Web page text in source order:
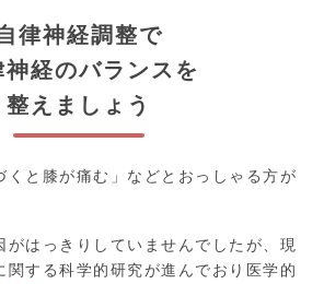
律神経調整で
神経のバランスを
整えましょう
くと膝が痛む」などとおっしゃる方が
がはっきりしていませんでしたが、現
関する科学的研究が進んでおり医学的